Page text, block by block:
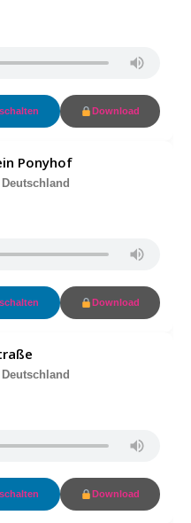
Download
Ponyhof
Download
Download